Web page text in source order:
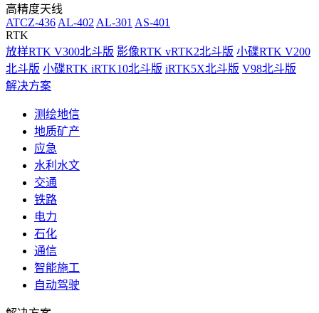
高精度天线
ATCZ-436 AL-402 AL-301 AS-401
RTK
放样RTK V300北斗版 影像RTK vRTK2北斗版 小碟RTK V200
北斗版 小碟RTK iRTK10北斗版 iRTK5X北斗版 V98北斗版
解决方案
测绘地信
地质矿产
应急
水利水文
交通
铁路
电力
石化
通信
智能施工
自动驾驶